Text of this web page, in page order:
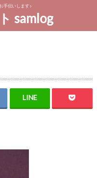
手伝いします♪
samlog